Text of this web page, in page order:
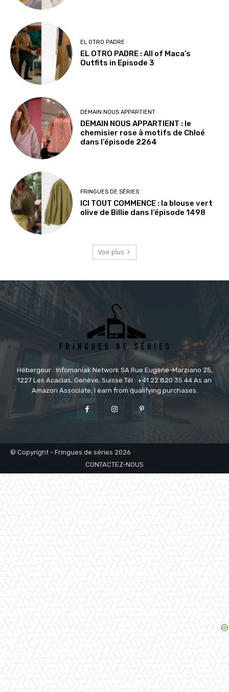
EL OTRO PADRE
EL OTRO PADRE : All of Maca’s
Outfits in Episode 3
DEMAIN NOUS APPARTIENT
DEMAIN NOUS APPARTIENT : le
chemisier rose à motifs de Chloé
dans l’épisode 2264
FRINGUES DE SÉRIES
ICI TOUT COMMENCE : la blouse vert
olive de Billie dans l’épisode 1498
Voir plus
Hébergeur : Infomaniak Network SA Rue Eugène-Marziano 25,
1227 Les Acacias, Genève, Suisse Tél : +41 22 820 35 44 As an
Amazon Associate, I earn from qualifying purchases.
© Copyright - Fringues de séries 2026
CONTACTEZ-NOUS